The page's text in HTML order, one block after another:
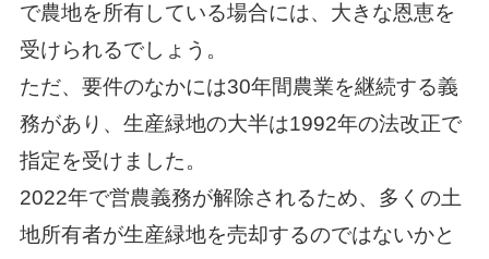
で農地を所有している場合には、大きな恩恵を
受けられるでしょう。
ただ、要件のなかには30年間農業を継続する義
務があり、生産緑地の大半は1992年の法改正で
指定を受けました。
2022年で営農義務が解除されるため、多くの土
地所有者が生産緑地を売却するのではないかと